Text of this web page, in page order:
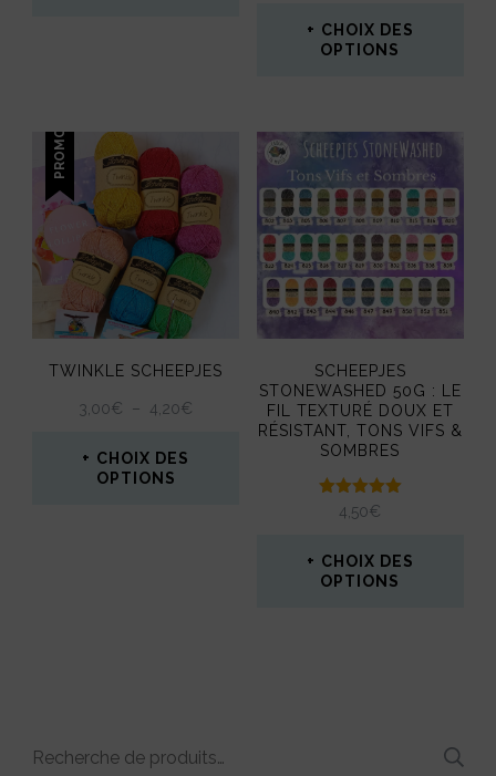
plusieurs
variations.
Les
options
peuvent
être
choisies
sur
page
CHOIX DES
OPTIONS
produit
a
plusieurs
variations.
Les
options
être
choisies
sur
la
du
PROMO !
TWINKLE SCHEEPJES
3,00€ – 4,20€
CHOIX DES
OPTIONS
SCHEEPJES
STONEWASHED 50G : LE
FIL TEXTURÉ DOUX ET
RÉSISTANT, TONS VIFS &
SOMBRES
Note
5.00
4,50€
CHOIX DES
OPTIONS
variations.
Recherche